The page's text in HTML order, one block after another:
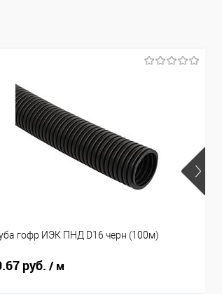
гофр ИЭК ПНД D16 черн (100м)
руб. / м